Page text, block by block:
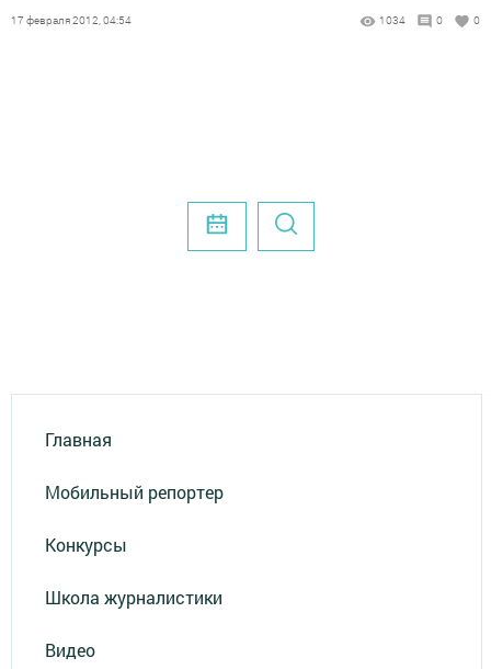
17 февраля 2012, 04:54 1034 0 0
Главная
Мобильный репортер
Конкурсы
Школа журналистики
Видео